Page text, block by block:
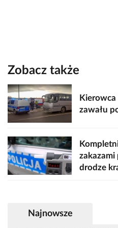
Zobacz także
Kierowca
zawału
zakazami
drodze
Najnowsze